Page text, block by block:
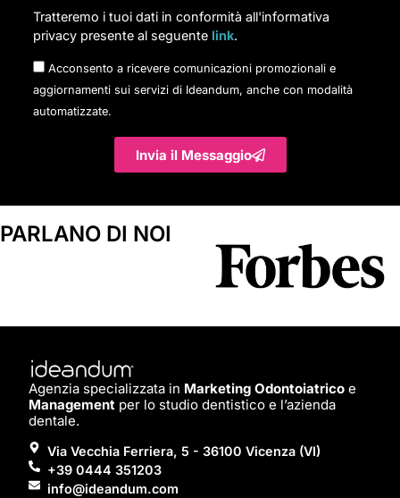
Tratteremo i tuoi dati in conformità all'informativa
privacy presente al seguente link.
Acconsento a ricevere comunicazioni promozionali e
aggiornamenti sui servizi di Ideandum, anche con modalità
automatizzate.
Invia il Messaggio
PARLANO DI NOI
Agenzia specializzata in Marketing Odontoiatrico e
Management per lo studio dentistico e l’azienda
dentale.
Via Vecchia Ferriera, 5 - 36100 Vicenza (VI)
+39 0444 351203
info@ideandum.com